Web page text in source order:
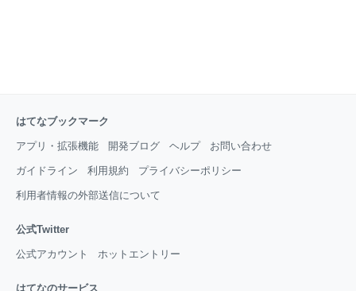
はてなブックマーク
アプリ・拡張機能 開発ブログ ヘルプ お問い合わせ
ガイドライン 利用規約 プライバシーポリシー
利用者情報の外部送信について
公式Twitter
公式アカウント ホットエントリー
はてなのサービス